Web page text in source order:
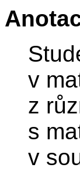
v
z
s
v